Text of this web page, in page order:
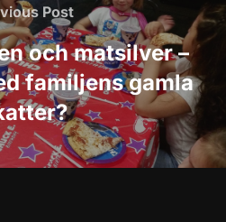
Previous
Post
Post
och matsilver –
familjens gamla